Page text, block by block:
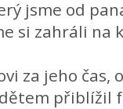
jsme od
si zahráli na
za jeho čas,
přiblížil